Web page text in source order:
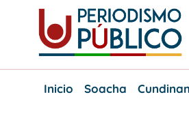
content
Periodismo
Noticias
Inicio
Soacha